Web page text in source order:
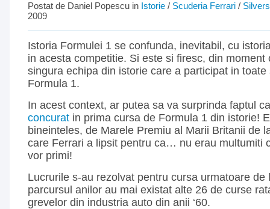
Postat de Daniel Popescu in Istorie / Scuderia Ferrari /
2009
Istoria Formulei 1 se confunda, inevitabil, cu
in acesta competitie. Si este si firesc, din moment
singura echipa din istorie care a participat in toate
Formula 1.
In acest context, ar putea sa va surprinda faptul
concurat in prima cursa de Formula 1 din istorie!
bineinteles, de Marele Premiu al Marii Britanii de
care Ferrari a lipsit pentru ca… nu erau multumiti
vor primi!
Lucrurile s-au rezolvat pentru cursa urmatoare de
parcursul anilor au mai existat alte 26 de curse
grevelor din industria auto din anii ‘60.